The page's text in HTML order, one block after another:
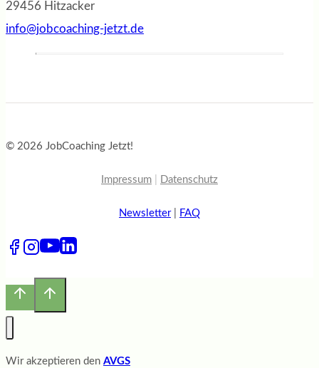
29456 Hitzacker
info@jobcoaching-jetzt.de
© 2026 JobCoaching Jetzt!
Impressum Datenschutz
Newsletter| FAQ
Wir akzeptieren den AVGS